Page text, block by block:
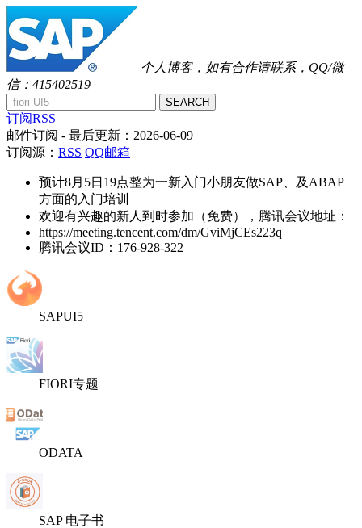
个人博客，如有合作请联系，QQ/微
信：415402519
SEARCH
订阅RSS
邮件订阅 - 最后更新： 2026-06-09
订阅源： RSS QQ邮箱
预计8月5日19点整为一新入门小朋友做SAP、及ABAP
方面的入门培训
欢迎有兴趣的新人到时参加（免费），腾讯会议地址：
https://meeting.tencent.com/dm/GviMjCEs223q
腾讯会议ID：176-928-322
SAPUI5
FIORI专题
ODATA
SAP 电子书